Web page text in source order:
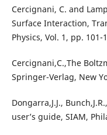
Cercignani, C. and
Surface Interaction,
Physics, Vol. 1, pp. 101-
Cercignani,C.,The
Springer-Verlag, New
Dongarra,J.J.,
user’s guide, SIAM,